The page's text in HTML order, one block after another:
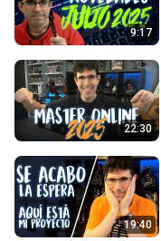
9:17
22:30
19:40